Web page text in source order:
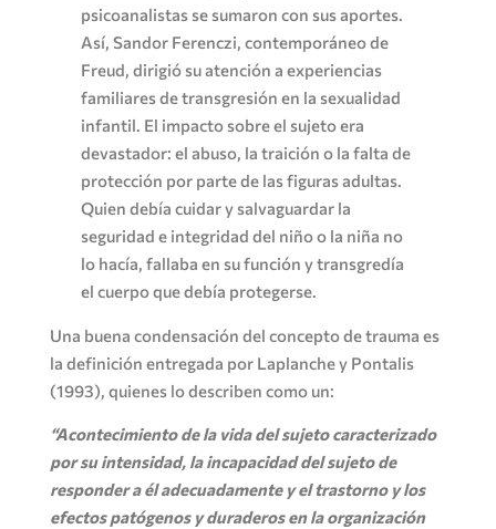
psicoanalistas se sumaron con sus aportes.
Así, Sandor Ferenczi, contemporáneo de
Freud, dirigió su atención a experiencias
familiares de transgresión en la sexualidad
infantil. El impacto sobre el sujeto era
devastador: el abuso, la traición o la falta de
protección por parte de las figuras adultas.
Quien debía cuidar y salvaguardar la
seguridad e integridad del niño o la niña no
lo hacía, fallaba en su función y transgredía
el cuerpo que debía protegerse.
Una buena condensación del concepto de trauma es
la definición entregada por Laplanche y Pontalis
(1993), quienes lo describen como un:
“Acontecimiento de la vida del sujeto caracterizado
por su intensidad, la incapacidad del sujeto de
responder a él adecuadamente y el trastorno y los
efectos patógenos y duraderos en la organización